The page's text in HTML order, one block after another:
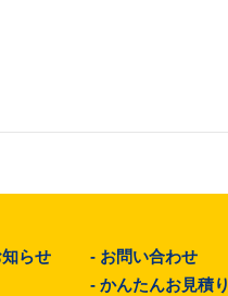
らせ - お問い合わせ
-かんたんお見積り